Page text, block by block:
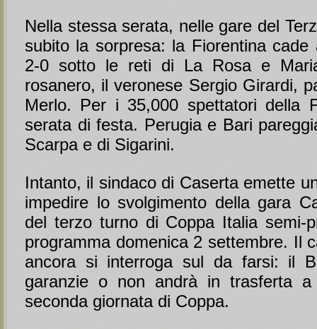
Nella stessa serata, nelle gare del
subito la sorpresa: la Fiorentina cade
2-0 sotto le reti di La Rosa e
rosanero, il veronese Sergio Girardi,
Merlo. Per i 35,000 spettatori della
serata di festa. Perugia e Bari
Scarpa e di Sigarini.
Intanto, il sindaco di Caserta emette
impedire lo svolgimento della gara
del terzo turno di Coppa Italia semi-
programma domenica 2 settembre. Il
ancora si interroga sul da farsi: il
garanzie o non andrà in trasferta
seconda giornata di Coppa.